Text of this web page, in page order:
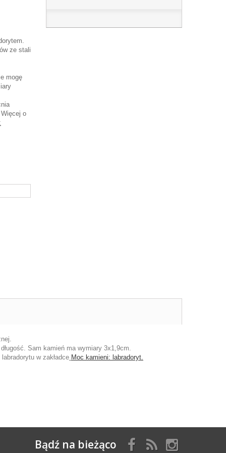
ze stali
mogę
o
Sam kamień ma wymiary 3x1,9cm.
w zakładce Moc kamieni: labradoryt.
Bądź na bieżąco